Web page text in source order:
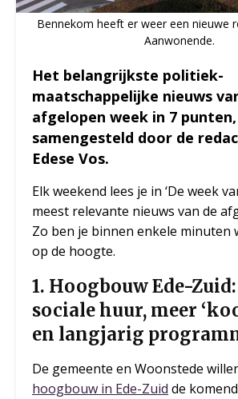
Bennekom heeft er weer een nieuwe
Aanwonende.
Het belangrijkste politiek-
maatschappelijke nieuws
afgelopen week in 7 punten,
samengesteld door de
Edese Vos.
Elk weekend lees je in ‘De week
meest relevante nieuws van de
Zo ben je binnen enkele minuten
op de hoogte.
1. Hoogbouw Ede-
sociale huur, meer
en langjarig
De gemeente en Woonstede
hoogbouw in Ede-Zuid de